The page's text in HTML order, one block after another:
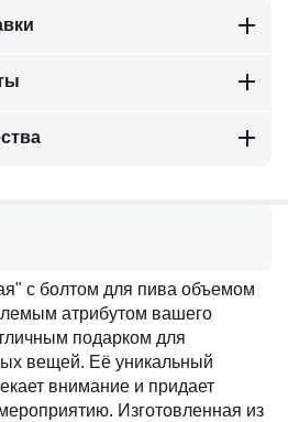
с болтом для пива объемом
атрибутом вашего
подарком для
вещей. Её уникальный
внимание и придает
Изготовленная из